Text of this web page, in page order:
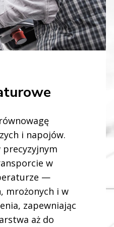
i napojów.
precyzyjnym
w
—
mrożonych i w
zapewniając
aż do